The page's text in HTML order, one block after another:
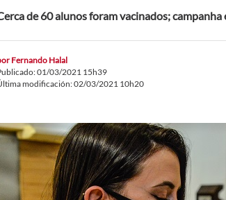
de 60 alunos foram vacinados;
Fernando Halal
01/03/2021 15h39
modificación: 02/03/2021 10h20